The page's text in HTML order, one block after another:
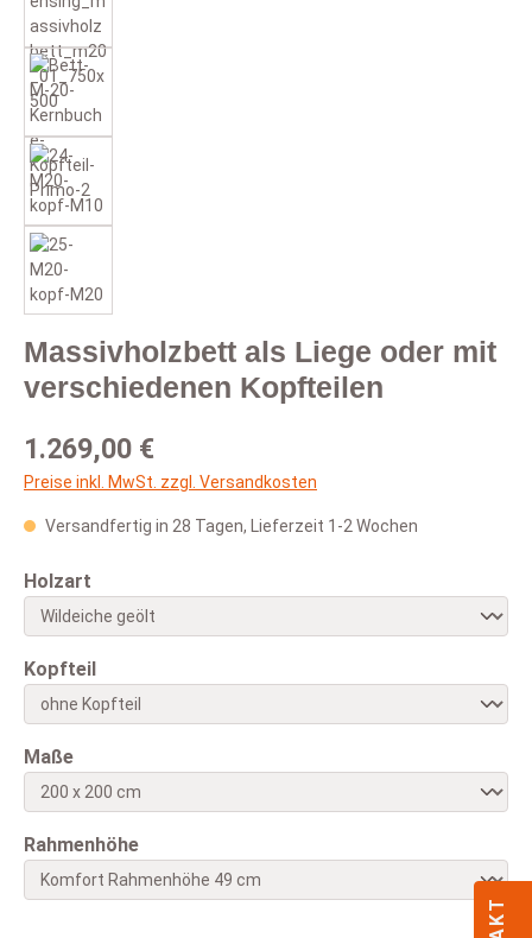
Massivholzbett als Liege oder mit
verschiedenen Kopfteilen
Regulärer Preis:
1.269,00 €
Preise inkl. MwSt. zzgl. Versandkosten
Versandfertig in 28 Tagen, Lieferzeit 1-2 Wochen
Holzart
Kopfteilauswählen
Maßeauswählen
Rahmenhöheauswählen